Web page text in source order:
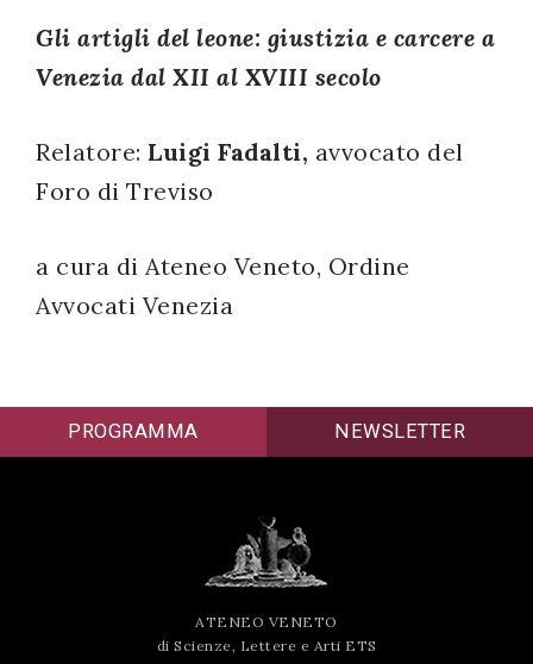
Gli artigli del leone: giustizia e carcere a
Venezia dal XII al XVIII secolo
Relatore: Luigi Fadalti, avvocato del
Foro di Treviso
a cura di Ateneo Veneto, Ordine
Avvocati Venezia
Registrazione
successo!
PROGRAMMA NEWSLETTER
ATENEO VENETO
di Scienze, Lettere e Arti ETS